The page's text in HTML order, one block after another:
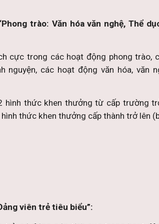
trào: Văn hóa văn nghệ, Thể
cực trong các hoạt động phong trào,
nguyện, các hoạt động văn hóa, văn
hình thức khen thưởng từ cấp trường
thức khen thưởng cấp thành trở lên
viên trẻ tiêu biểu”: